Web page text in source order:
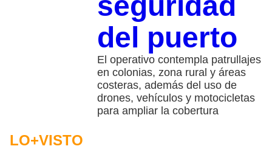
del puerto
El operativo contempla patrullajes
en colonias, zona rural y áreas
costeras, además del uso de
drones, vehículos y motocicletas
para ampliar la cobertura
LO+VISTO